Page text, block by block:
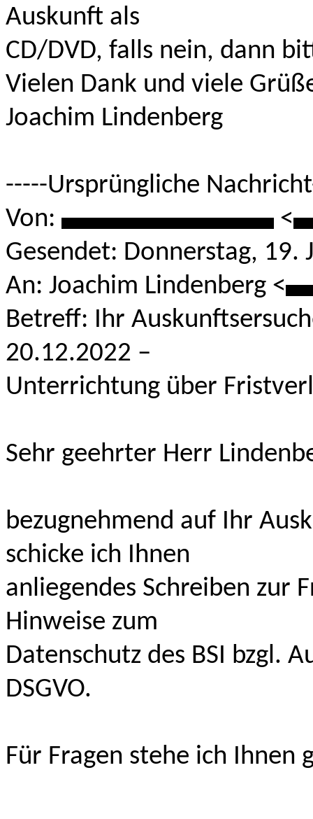
Auskunft als
CD/DVD, falls nein, dann
Vielen Dank und viele
Joachim Lindenberg
-----Ursprüngliche
Von: **************** <
Gesendet: Donnerstag, 19.
An: Joachim Lindenberg <
Betreff: Ihr
20.12.2022 –
Unterrichtung über
Sehr geehrter Herr
bezugnehmend auf Ihr
schicke ich Ihnen
anliegendes Schreiben zur
Hinweise zum
Datenschutz des BSI bzgl.
DSGVO.
Für Fragen stehe ich Ihnen